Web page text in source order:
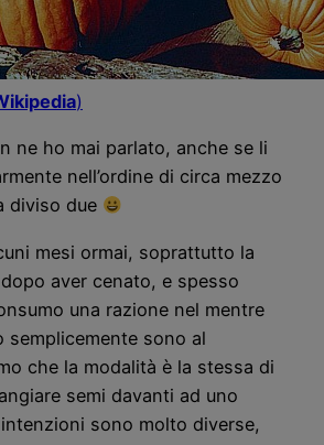
)
ne ho mai parlato, anche se li
nell’ordine di circa mezzo
diviso due
mesi ormai, soprattutto la
aver cenato, e spesso
una razione nel mentre
semplicemente sono al
che la modalità è la stessa di
semi davanti ad uno
sono molto diverse,